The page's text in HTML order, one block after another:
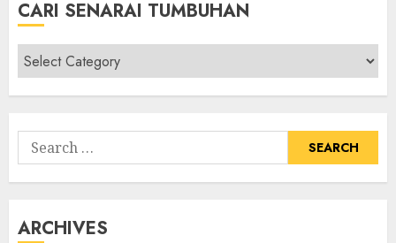
CARI SENARAI TUMBUHAN
Cari
Senarai
Tumbuhan
Search
for:
ARCHIVES